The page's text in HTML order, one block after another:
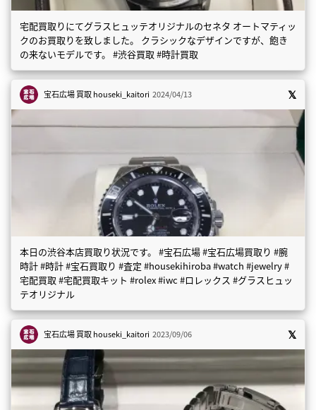
宅配買取りにてグラスヒュッテオリジナルのセネタ オートマティッ
クのお買取りを致しました。 クラシックなデザインですが、飽き
の来ないモデルです。 #渋谷買取 #時計買取
宝石広場 買取houseki_kaitori 2024/04/13
本日の渋谷本店買取り状況です。 #宝石広場 #宝石広場買取り #腕
時計 #時計 #宝石買取り #査定 #housekihiroba #watch #jewelry #
宅配買取 #宅配買取キット #rolex #iwc #ロレックス #グラスヒュッ
テオリジナル
宝石広場 買取houseki_kaitori 2023/09/06